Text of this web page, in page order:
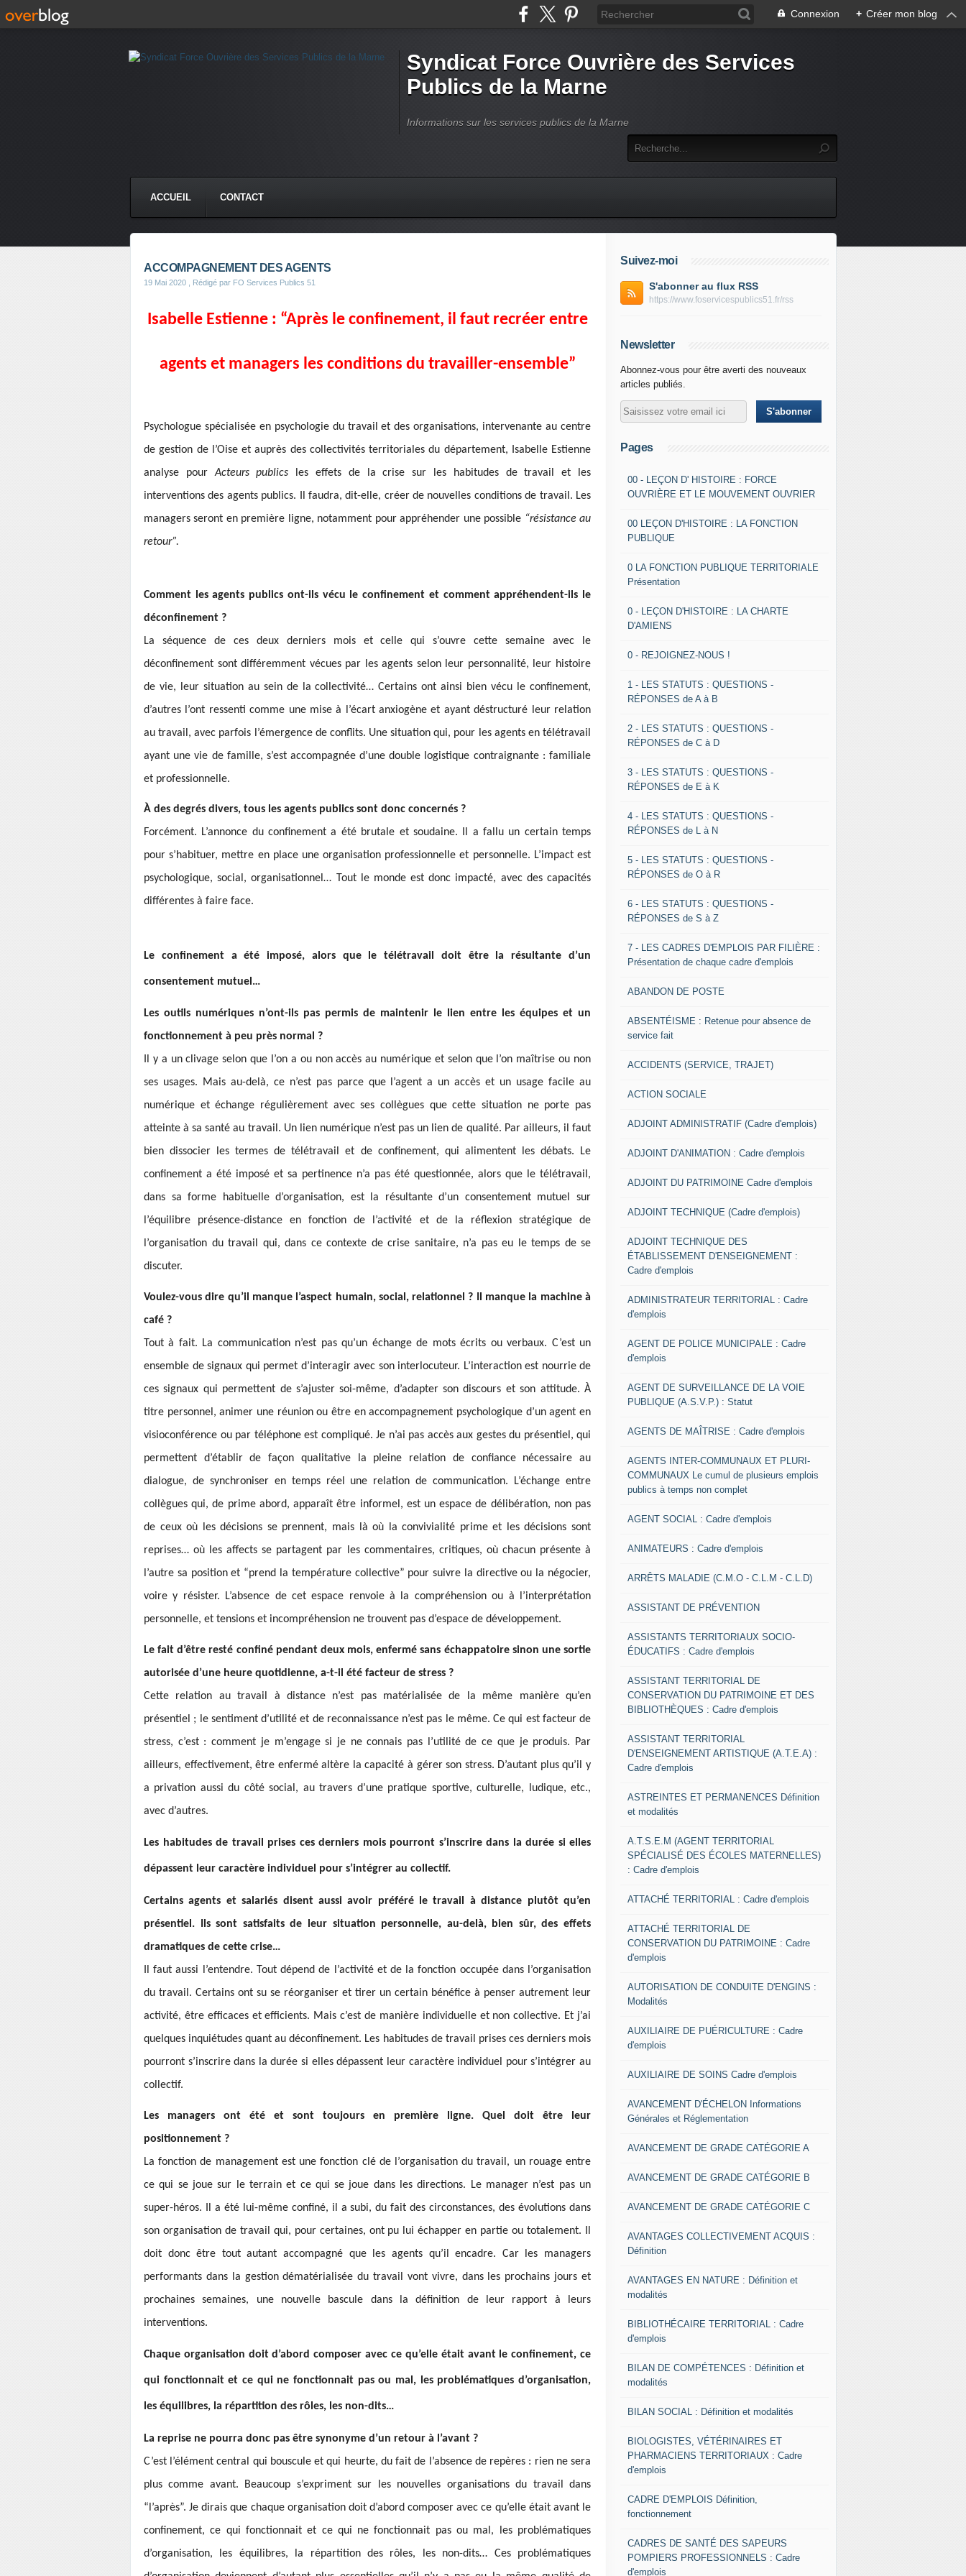
Connexion + Créer mon blog
Syndicat Force Ouvrière des Services
Publics de la Marne
Informations sur les services publics de la Marne
ACCUEIL CONTACT
ACCOMPAGNEMENT DES AGENTS
19 Mai 2020 , Rédigé par FO Services Publics 51
Isabelle Estienne : “Après le confinement, il faut recréer entre
agents et managers les conditions du travailler-ensemble”
Psychologue spécialisée en psychologie du travail et des organisations, intervenante au centre
de gestion de l’Oise et auprès des collectivités territoriales du département, Isabelle Estienne
analyse pourActeurs publics les effets de la crise sur les habitudes de travail et les
interventions des agents publics. Il faudra, dit-elle, créer de nouvelles conditions de travail. Les
managers seront en première ligne, notamment pour appréhender une possible “résistance au
retour”.
Comment les agents publics ont-ils vécu le confinement et comment appréhendent-ils le
déconfinement ?
La séquence de ces deux derniers mois et celle qui s’ouvre cette semaine avec le
déconfinement sont différemment vécues par les agents selon leur personnalité, leur histoire
de vie, leur situation au sein de la collectivité… Certains ont ainsi bien vécu le confinement,
d’autres l’ont ressenti comme une mise à l’écart anxiogène et ayant déstructuré leur relation
au travail, avec parfois l’émergence de conflits. Une situation qui, pour les agents en télétravail
ayant une vie de famille, s’est accompagnée d’une double logistique contraignante : familiale
et professionnelle.
À des degrés divers, tous les agents publics sont donc concernés ?
Forcément. L’annonce du confinement a été brutale et soudaine. Il a fallu un certain temps
pour s’habituer, mettre en place une organisation professionnelle et personnelle. L’impact est
psychologique, social, organisationnel… Tout le monde est donc impacté, avec des capacités
différentes à faire face.
Le confinement a été imposé, alors que le télétravail doit être la résultante d’un
consentement mutuel…
Les outils numériques n’ont-ils pas permis de maintenir le lien entre les équipes et un
fonctionnement à peu près normal ?
Il y a un clivage selon que l’on a ou non accès au numérique et selon que l’on maîtrise ou non
ses usages. Mais au-delà, ce n’est pas parce que l’agent a un accès et un usage facile au
numérique et échange régulièrement avec ses collègues que cette situation ne porte pas
atteinte à sa santé au travail. Un lien numérique n’est pas un lien de qualité. Par ailleurs, il faut
bien dissocier les termes de télétravail et de confinement, qui alimentent les débats. Le
confinement a été imposé et sa pertinence n’a pas été questionnée, alors que le télétravail,
dans sa forme habituelle d’organisation, est la résultante d’un consentement mutuel sur
l’équilibre présence-distance en fonction de l’activité et de la réflexion stratégique de
l’organisation du travail qui, dans ce contexte de crise sanitaire, n’a pas eu le temps de se
discuter.
Voulez-vous dire qu’il manque l’aspect humain, social, relationnel ? Il manque la machine à
café ?
Tout à fait. La communication n’est pas qu’un échange de mots écrits ou verbaux. C’est un
ensemble de signaux qui permet d’interagir avec son interlocuteur. L’interaction est nourrie de
ces signaux qui permettent de s’ajuster soi-même, d’adapter son discours et son attitude. À
titre personnel, animer une réunion ou être en accompagnement psychologique d’un agent en
visioconférence ou par téléphone est compliqué. Je n’ai pas accès aux gestes du présentiel, qui
permettent d’établir de façon qualitative la pleine relation de confiance nécessaire au
dialogue, de synchroniser en temps réel une relation de communication. L’échange entre
collègues qui, de prime abord, apparaît être informel, est un espace de délibération, non pas
de ceux où les décisions se prennent, mais là où la convivialité prime et les décisions sont
reprises… où les affects se partagent par les commentaires, critiques, où chacun présente à
l’autre sa position et “prend la température collective” pour suivre la directive ou la négocier,
voire y résister. L’absence de cet espace renvoie à la compréhension ou à l’interprétation
personnelle, et tensions et incompréhension ne trouvent pas d’espace de développement.
Le fait d’être resté confiné pendant deux mois, enfermé sans échappatoire sinon une sortie
autorisée d’une heure quotidienne, a-t-il été facteur de stress ?
Cette relation au travail à distance n’est pas matérialisée de la même manière qu’en
présentiel ; le sentiment d’utilité et de reconnaissance n’est pas le même. Ce qui est facteur de
stress, c’est : comment je m’engage si je ne connais pas l’utilité de ce que je produis. Par
ailleurs, effectivement, être enfermé altère la capacité à gérer son stress. D’autant plus qu’il y
a privation aussi du côté social, au travers d’une pratique sportive, culturelle, ludique, etc.,
avec d’autres.
Les habitudes de travail prises ces derniers mois pourront s’inscrire dans la durée si elles
dépassent leur caractère individuel pour s’intégrer au collectif.
Certains agents et salariés disent aussi avoir préféré le travail à distance plutôt qu’en
présentiel. Ils sont satisfaits de leur situation personnelle, au-delà, bien sûr, des effets
dramatiques de cette crise…
Il faut aussi l’entendre. Tout dépend de l’activité et de la fonction occupée dans l’organisation
du travail. Certains ont su se réorganiser et tirer un certain bénéfice à penser autrement leur
activité, être efficaces et efficients. Mais c’est de manière individuelle et non collective. Et j’ai
quelques inquiétudes quant au déconfinement. Les habitudes de travail prises ces derniers mois
pourront s’inscrire dans la durée si elles dépassent leur caractère individuel pour s’intégrer au
collectif.
Les managers ont été et sont toujours en première ligne. Quel doit être leur
positionnement ?
La fonction de management est une fonction clé de l’organisation du travail, un rouage entre
ce qui se joue sur le terrain et ce qui se joue dans les directions. Le manager n’est pas un
super-héros. Il a été lui-même confiné, il a subi, du fait des circonstances, des évolutions dans
son organisation de travail qui, pour certaines, ont pu lui échapper en partie ou totalement. Il
doit donc être tout autant accompagné que les agents qu’il encadre. Car les managers
performants dans la gestion dématérialisée du travail vont vivre, dans les prochains jours et
prochaines semaines, une nouvelle bascule dans la définition de leur rapport à leurs
interventions.
Chaque organisation doit d’abord composer avec ce qu’elle était avant le confinement, ce
qui fonctionnait et ce qui ne fonctionnait pas ou mal, les problématiques d’organisation,
les équilibres, la répartition des rôles, les non-dits…
La reprise ne pourra donc pas être synonyme d’un retour à l’avant ?
C’est l’élément central qui bouscule et qui heurte, du fait de l’absence de repères : rien ne sera
plus comme avant. Beaucoup s’expriment sur les nouvelles organisations du travail dans
“l’après”. Je dirais que chaque organisation doit d’abord composer avec ce qu’elle était avant le
confinement, ce qui fonctionnait et ce qui ne fonctionnait pas ou mal, les problématiques
d’organisation, les équilibres, la répartition des rôles, les non-dits… Ces problématiques
Suivez-moi
S'abonner au flux RSS
https://www.foservicespublics51.fr/rss
Newsletter
Abonnez-vous pour être averti des nouveaux
articles publiés.
Pages
00 - LEÇON D' HISTOIRE : FORCE
OUVRIÈRE ET LE MOUVEMENT OUVRIER
00 LEÇON D'HISTOIRE : LA FONCTION
PUBLIQUE
0 LA FONCTION PUBLIQUE TERRITORIALE
Présentation
0 - LEÇON D'HISTOIRE : LA CHARTE
D'AMIENS
0 - REJOIGNEZ-NOUS !
1 - LES STATUTS : QUESTIONS -
RÉPONSES de A à B
2 - LES STATUTS : QUESTIONS -
RÉPONSES de C à D
3 - LES STATUTS : QUESTIONS -
RÉPONSES de E à K
4 - LES STATUTS : QUESTIONS -
RÉPONSES de L à N
5 - LES STATUTS : QUESTIONS -
RÉPONSES de O à R
6 - LES STATUTS : QUESTIONS -
RÉPONSES de S à Z
7 - LES CADRES D'EMPLOIS PAR FILIÈRE :
Présentation de chaque cadre d'emplois
ABANDON DE POSTE
ABSENTÉISME : Retenue pour absence de
service fait
ACCIDENTS (SERVICE, TRAJET)
ACTION SOCIALE
ADJOINT ADMINISTRATIF (Cadre d'emplois)
ADJOINT D'ANIMATION : Cadre d'emplois
ADJOINT DU PATRIMOINE Cadre d'emplois
ADJOINT TECHNIQUE (Cadre d'emplois)
ADJOINT TECHNIQUE DES
ÉTABLISSEMENT D'ENSEIGNEMENT :
Cadre d'emplois
ADMINISTRATEUR TERRITORIAL : Cadre
d'emplois
AGENT DE POLICE MUNICIPALE : Cadre
d'emplois
AGENT DE SURVEILLANCE DE LA VOIE
PUBLIQUE (A.S.V.P.) : Statut
AGENTS DE MAÎTRISE : Cadre d'emplois
AGENTS INTER-COMMUNAUX ET PLURI-
COMMUNAUX Le cumul de plusieurs emplois
publics à temps non complet
AGENT SOCIAL : Cadre d'emplois
ANIMATEURS : Cadre d'emplois
ARRÊTS MALADIE (C.M.O - C.L.M - C.L.D)
ASSISTANT DE PRÉVENTION
ASSISTANTS TERRITORIAUX SOCIO-
ÉDUCATIFS : Cadre d'emplois
ASSISTANT TERRITORIAL DE
CONSERVATION DU PATRIMOINE ET DES
BIBLIOTHÈQUES : Cadre d'emplois
ASSISTANT TERRITORIAL
D'ENSEIGNEMENT ARTISTIQUE (A.T.E.A) :
Cadre d'emplois
ASTREINTES ET PERMANENCES Définition
et modalités
A.T.S.E.M (AGENT TERRITORIAL
SPÉCIALISÉ DES ÉCOLES MATERNELLES)
: Cadre d'emplois
ATTACHÉ TERRITORIAL : Cadre d'emplois
ATTACHÉ TERRITORIAL DE
CONSERVATION DU PATRIMOINE : Cadre
d'emplois
AUTORISATION DE CONDUITE D'ENGINS :
Modalités
AUXILIAIRE DE PUÉRICULTURE : Cadre
d'emplois
AUXILIAIRE DE SOINS Cadre d'emplois
AVANCEMENT D'ÉCHELON Informations
Générales et Réglementation
AVANCEMENT DE GRADE CATÉGORIE A
AVANCEMENT DE GRADE CATÉGORIE B
AVANCEMENT DE GRADE CATÉGORIE C
AVANTAGES COLLECTIVEMENT ACQUIS :
Définition
AVANTAGES EN NATURE : Définition et
modalités
BIBLIOTHÉCAIRE TERRITORIAL : Cadre
d'emplois
BILAN DE COMPÉTENCES : Définition et
modalités
BILAN SOCIAL : Définition et modalités
BIOLOGISTES, VÉTÉRINAIRES ET
PHARMACIENS TERRITORIAUX : Cadre
d'emplois
CADRE D'EMPLOIS Définition,
fonctionnement
CADRES DE SANTÉ DES SAPEURS
POMPIERS PROFESSIONNELS : Cadre
d'emplois